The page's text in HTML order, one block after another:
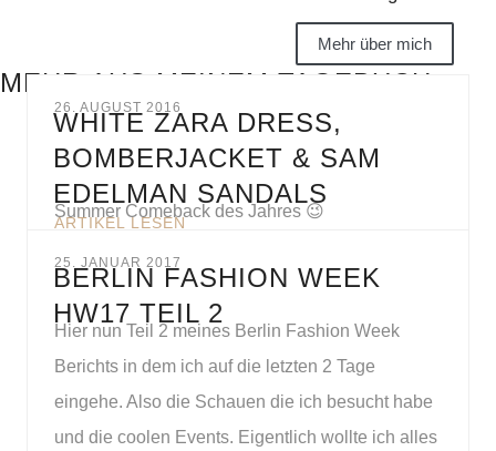
Mehr über mich
MEHR AUS MEINEM TAGEBUCH
26. AUGUST 2016
WHITE ZARA DRESS,
BOMBERJACKET & SAM
EDELMAN SANDALS
Summer Comeback des Jahres 😉
ARTIKEL LESEN
25. JANUAR 2017
BERLIN FASHION WEEK
HW17 TEIL 2
Hier nun Teil 2 meines Berlin Fashion Week
Berichts in dem ich auf die letzten 2 Tage
eingehe. Also die Schauen die ich besucht habe
und die coolen Events. Eigentlich wollte ich alles